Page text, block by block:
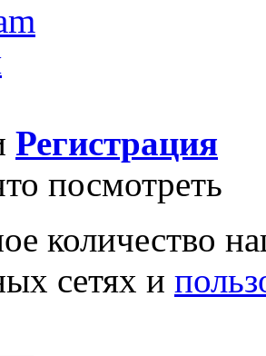
Регистрация
посмотреть
количество
сетях и